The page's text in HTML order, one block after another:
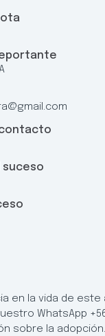
suceso
en la vida de este
WhatsApp
sobre la